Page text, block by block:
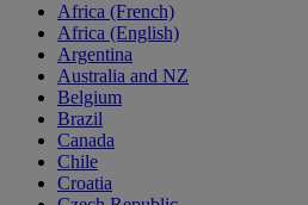
Africa (French)
Africa (English)
Argentina
Australia and NZ
Belgium
Brazil
Canada
Chile
Croatia